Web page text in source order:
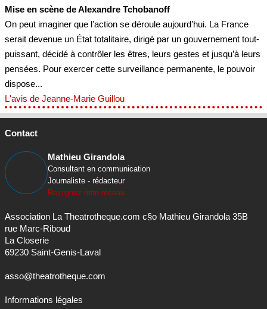
Mise en scène de Alexandre Tchobanoff
On peut imaginer que l’action se déroule aujourd’hui. La France
serait devenue un État totalitaire, dirigé par un gouvernement tout-
puissant, décidé à contrôler les êtres, leurs gestes et jusqu’à leurs
pensées. Pour exercer cette surveillance permanente, le pouvoir
dispose...
L'avis de Jeanne-Marie Guillou
Contact
Mathieu Girandola
Consultant en communication
Journaliste - rédacteur
Rejoignez mon réseau
Association La Theatrotheque.com c§o Mathieu Girandola 35B
rue Marc-Riboud
La Closerie
69230 Saint-Genis-Laval
asso@theatrotheque.com
Informations légales